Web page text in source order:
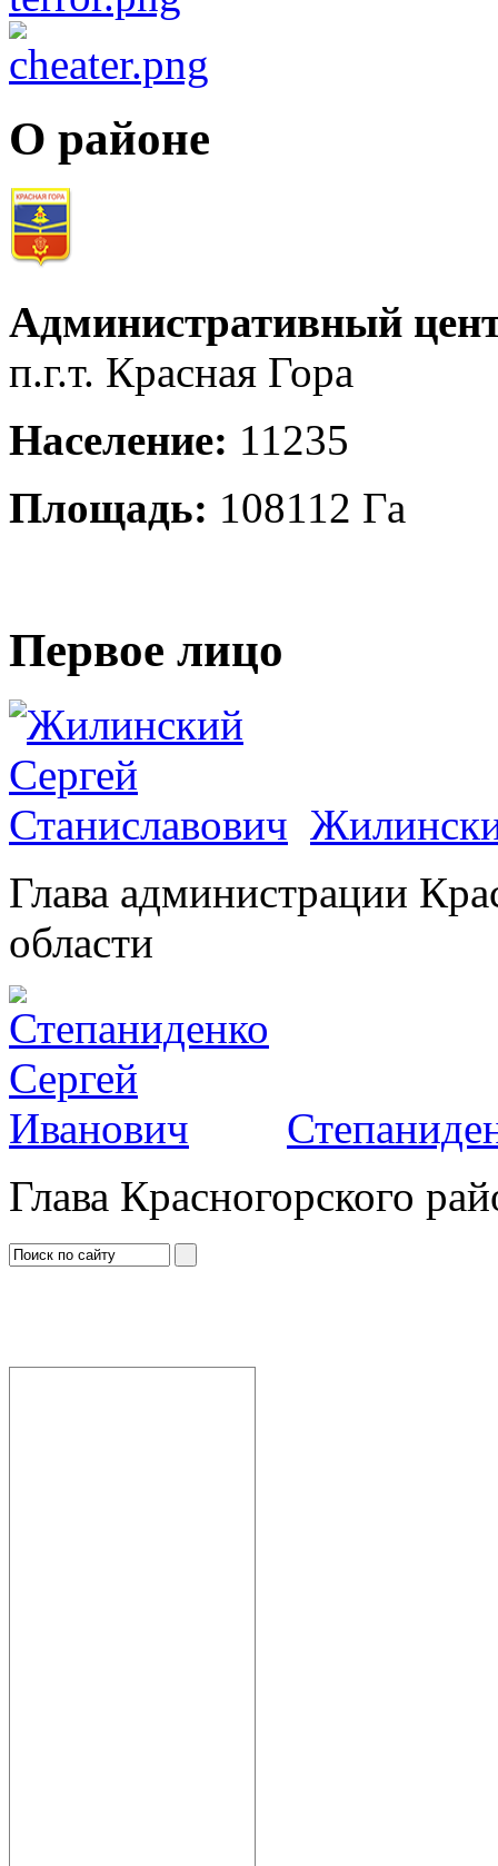
О районе
Административный
п.г.т. Красная Гора
Население: 11235
Площадь: 108112 Га
Первое лицо
Глава администрации
области
Глава Красногорского